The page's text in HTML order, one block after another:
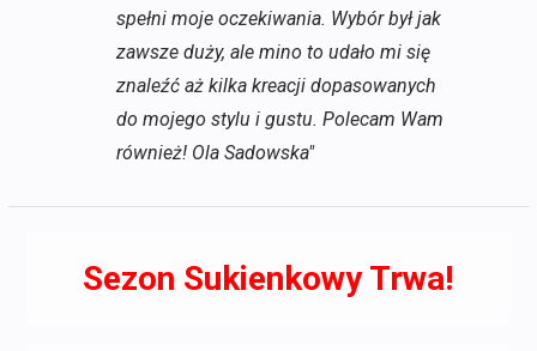
spełni moje oczekiwania. Wybór był jak
zawsze duży, ale mino to udało mi się
znaleźć aż kilka kreacji dopasowanych
do mojego stylu i gustu. Polecam Wam
również! Ola Sadowska"
Sezon Sukienkowy Trwa!